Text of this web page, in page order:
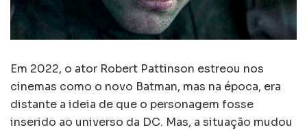
Em 2022, o ator Robert Pattinson estreou nos
cinemas como o novo Batman, mas na época, era
distante a ideia de que o personagem fosse
inserido ao universo da DC. Mas, a situação mudou